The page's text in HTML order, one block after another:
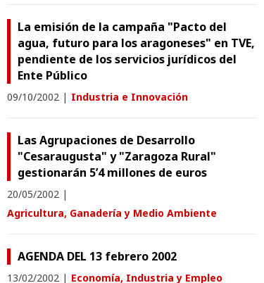
La emisión de la campaña "Pacto del
agua, futuro para los aragoneses" en TVE,
pendiente de los servicios jurídicos del
Ente Público
09/10/2002 | Industria e Innovación
Las Agrupaciones de Desarrollo
"Cesaraugusta" y "Zaragoza Rural"
gestionarán 5’4 millones de euros
20/05/2002 |
Agricultura, Ganadería y Medio Ambiente
AGENDA DEL 13 febrero 2002
13/02/2002 | Economía, Industria y Empleo